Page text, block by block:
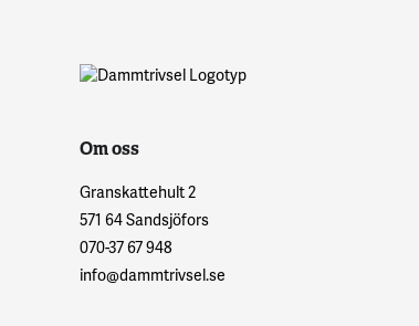
Om oss
Granskattehult 2
571 64 Sandsjöfors
070-37 67 948
info@dammtrivsel.se